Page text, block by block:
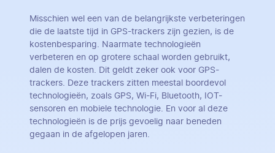
Misschien wel een van de belangrijkste verbeteringen
die de laatste tijd in GPS-trackers zijn gezien, is de
kostenbesparing. Naarmate technologieën
verbeteren en op grotere schaal worden gebruikt,
dalen de kosten. Dit geldt zeker ook voor GPS-
trackers. Deze trackers zitten meestal boordevol
technologieën, zoals GPS, Wi-Fi, Bluetooth, IOT-
sensoren en mobiele technologie. En voor al deze
technologieën is de prijs gevoelig naar beneden
gegaan in de afgelopen jaren.